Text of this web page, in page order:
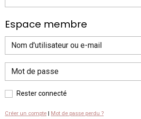
Espace membre
Rester connecté
Créer un compte | Mot de passe perdu ?